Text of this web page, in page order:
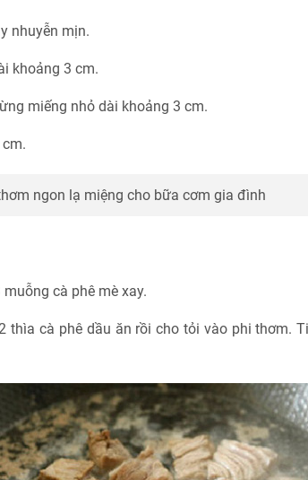
nhuyễn mịn.
khoảng 3 cm.
miếng nhỏ dài khoảng 3 cm.
ngon lạ miệng cho bữa cơm gia đình
cà phê mè xay.
thìa cà phê dầu ăn rồi cho tỏi vào phi thơm.